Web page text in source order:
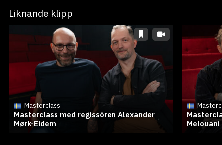
Liknande klipp
Masterclass
Masterclass med regissören Alexander
Mørk-Eidem
Melouani